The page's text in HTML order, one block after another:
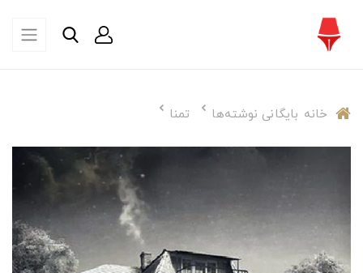
خانه بایگانی نوشته‌ها تمنا